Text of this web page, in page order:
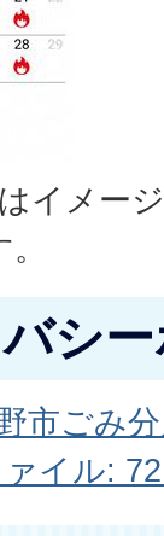
イメー
シ
市ごみ
イル: